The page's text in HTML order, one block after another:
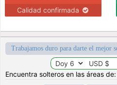
Calidad confirmada
Trabajamos duro para darte el mejor
Encuentra solteros en las áreas